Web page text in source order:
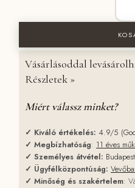
Vásárlásoddal
Részletek »
Miért válassz minket?
✓ Kiváló értékelés: 4.9/5
✓ Megbízhatóság: 11 éves
✓ Személyes átvétel:
✓ Ügyfélközpontúság:
✓ Minőség és szakértelem: